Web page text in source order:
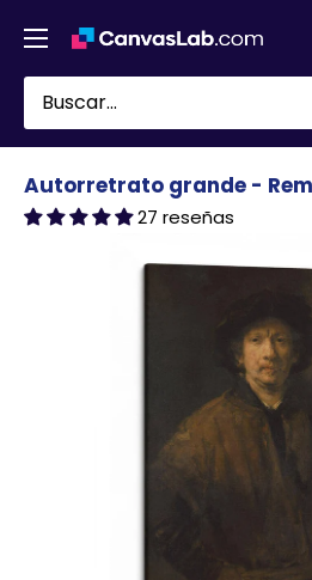
directamente
contenido
Autorretrato grande -
27 reseñas